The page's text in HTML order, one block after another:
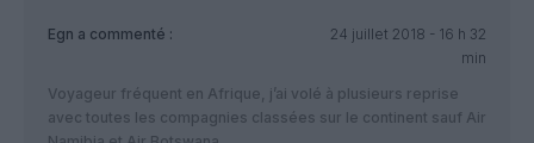
Egn a commenté :
24 juillet 2018 - 16 h 32
min
Voyageur fréquent en Afrique, j’ai volé à plusieurs reprise
avec toutes les compagnies classées sur le continent sauf Air